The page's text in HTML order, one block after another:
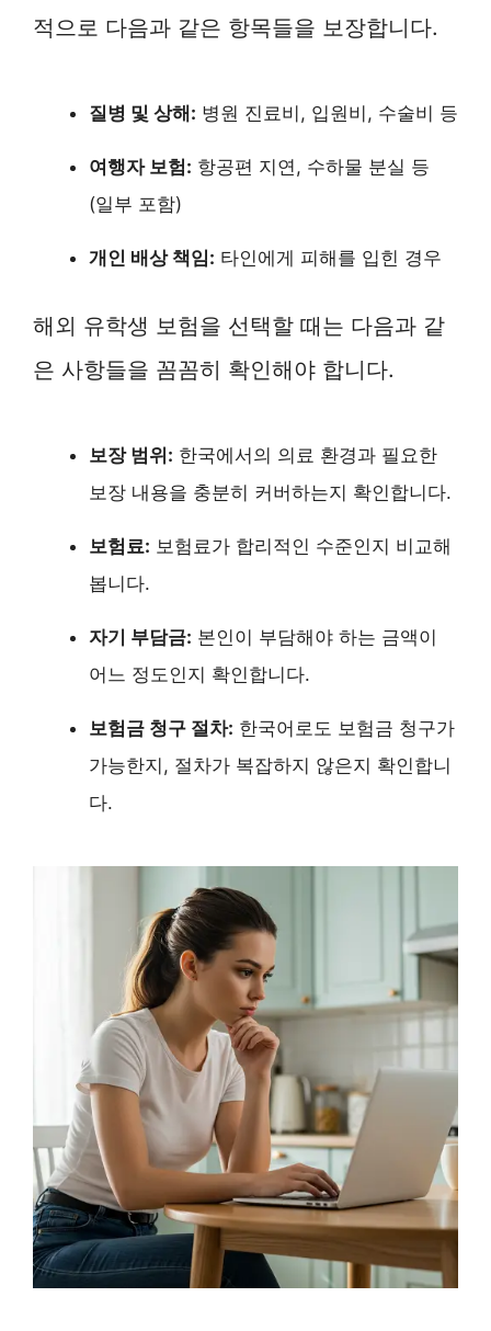
적으로 다음과 같은 항목들을 보장합니다.
질병 및 상해: 병원 진료비, 입원비, 수술비 등
여행자 보험: 항공편 지연, 수하물 분실 등
(일부 포함)
개인 배상 책임: 타인에게 피해를 입힌 경우
해외 유학생 보험을 선택할 때는 다음과 같
은 사항들을 꼼꼼히 확인해야 합니다.
보장 범위: 한국에서의 의료 환경과 필요한
보장 내용을 충분히 커버하는지 확인합니다.
보험료: 보험료가 합리적인 수준인지 비교해
봅니다.
자기 부담금: 본인이 부담해야 하는 금액이
어느 정도인지 확인합니다.
보험금 청구 절차: 한국어로도 보험금 청구가
가능한지, 절차가 복잡하지 않은지 확인합니
다.